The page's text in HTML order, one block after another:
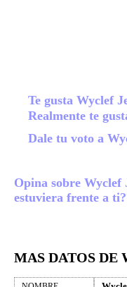
Te gusta Wyclef
Realmente te
Dale tu voto a
Opina sobre Wyclef
estuviera frente a
MAS DATOS DE